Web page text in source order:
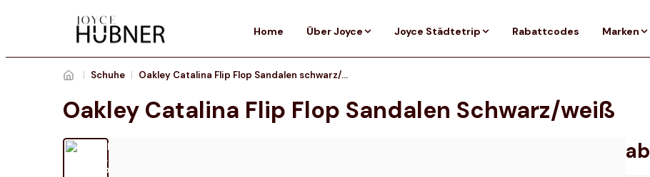
Home Über Joyce Joyce Städtetrip Rabattcodes Marken
| Schuhe | Oakley Catalina Flip Flop Sandalen schwarz/weiß
Oakley Catalina Flip Flop Sandalen Schwarz/weiß
ab